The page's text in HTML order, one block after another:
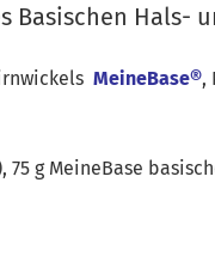
Basischen Hals-
MeineBase®,
g MeineBase